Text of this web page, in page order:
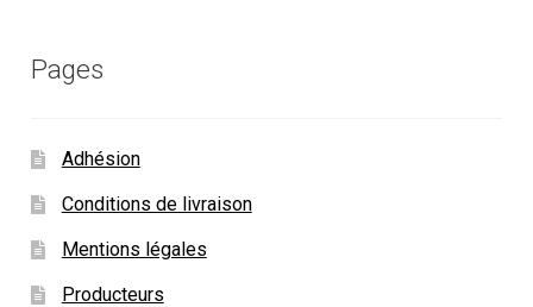
Pages
Adhésion
Conditions de livraison
Mentions légales
Producteurs